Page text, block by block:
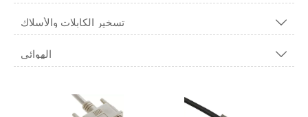
تسخير الكابلات والأسلاك 
الهوائي 